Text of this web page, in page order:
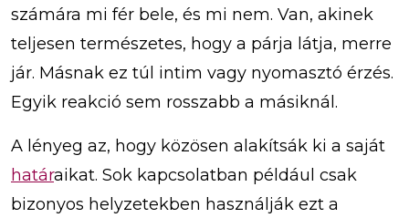
számára mi fér bele, és mi nem. Van, akinek
teljesen természetes, hogy a párja látja, merre
jár. Másnak ez túl intim vagy nyomasztó érzés.
Egyik reakció sem rosszabb a másiknál.
A lényeg az, hogy közösen alakítsák ki a saját
határaikat. Sok kapcsolatban például csak
bizonyos helyzetekben használják ezt a